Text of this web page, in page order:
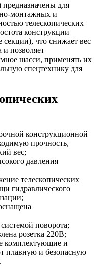
для
монтажных и
телескопических
конструкции
секции), что снижает вес
и позволяет
шасси, применять их
спецтехнику для
конструкционной
прочность,
вес;
давления
телескопических
гидравлического
поворота;
розетка 220В;
комплектующие и
плавную и безопасную